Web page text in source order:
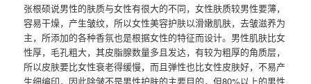
张根硕说男性的肤质与女性有很大的不同，女性肤质较男性要薄，
容易干燥，产生皱纹，所以女性美容护肤以滑嫩肌肤，去皱滋养为
主，所添加的各种香氛也是根据女性的特征而设计。男性肌肤比女
性厚，毛孔粗大，其皮脂腺数量多且发达，有较为粗厚的角质层，
所以皮肤要比女性衰老得缓慢，而且弹性也比女性皮肤好，不易产
生细编印，因此除皱不是男性护肤的主要目的，但80%以上的男性